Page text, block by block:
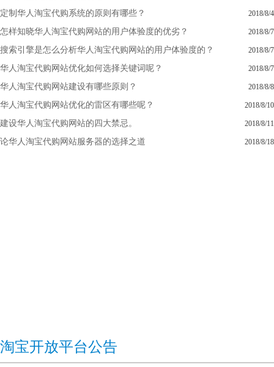
定制华人淘宝代购系统的原则有哪些？ 2018/8/4
怎样知晓华人淘宝代购网站的用户体验度的优劣？ 2018/8/7
搜索引擎是怎么分析华人淘宝代购网站的用户体验度的？ 2018/8/7
华人淘宝代购网站优化如何选择关键词呢？ 2018/8/7
华人淘宝代购网站建设有哪些原则？ 2018/8/8
华人淘宝代购网站优化的雷区有哪些呢？ 2018/8/10
建设华人淘宝代购网站的四大禁忌。 2018/8/11
论华人淘宝代购网站服务器的选择之道 2018/8/18
淘宝开放平台公告